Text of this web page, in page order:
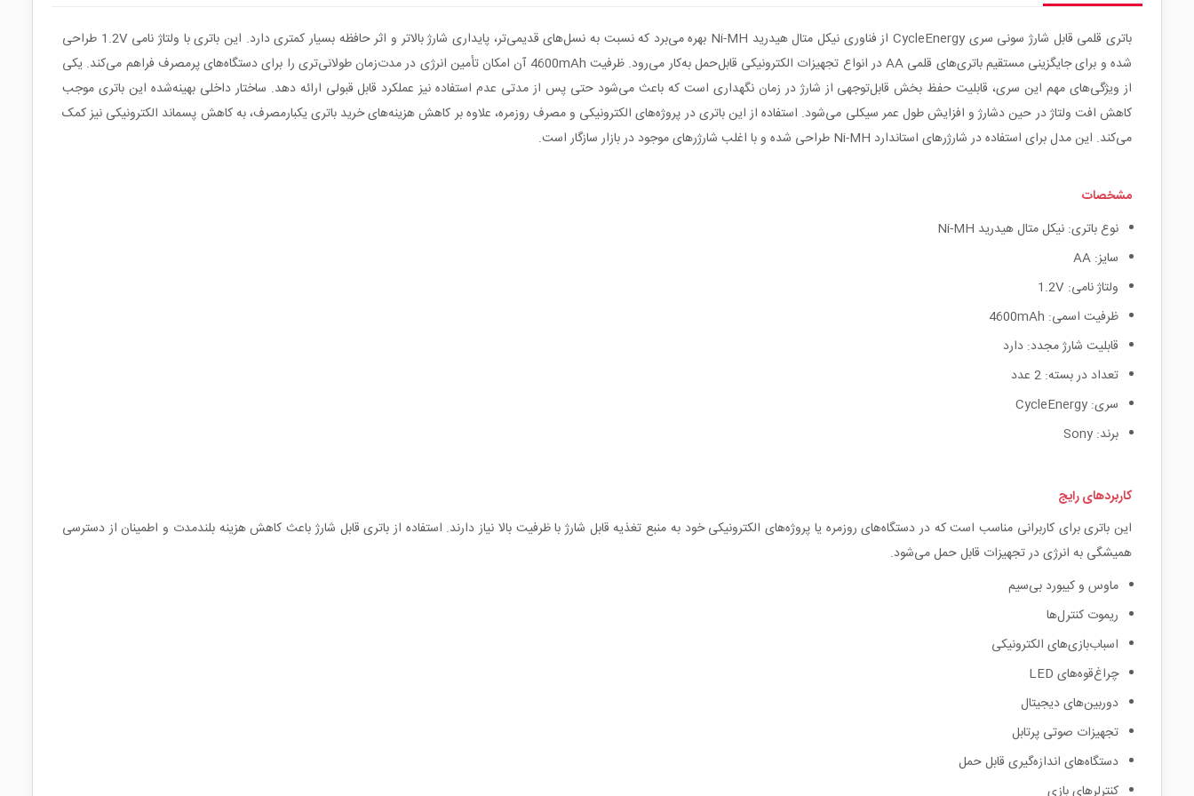
باتری قلمی قابل شارژ سونی سری CycleEnergy از فناوری نیکل متال هیدرید Ni-MH بهره می‌برد که نسبت به نسل‌های قدیمی‌تر، پایداری شارژ بالاتر و اثر حافظه بسیار کمتری دارد. این باتری با ولتاژ نامی 1.2V طراحی
شده و برای جایگزینی مستقیم باتری‌های قلمی AA در انواع تجهیزات الکترونیکی قابل‌حمل به‌کار می‌رود. ظرفیت 4600mAh آن امکان تأمین انرژی در مدت‌زمان طولانی‌تری را برای دستگاه‌های پرمصرف فراهم می‌کند. یکی
از ویژگی‌های مهم این سری، قابلیت حفظ بخش قابل‌توجهی از شارژ در زمان نگهداری است که باعث می‌شود حتی پس از مدتی عدم استفاده نیز عملکرد قابل قبولی ارائه دهد. ساختار داخلی بهینه‌شده این باتری موجب
کاهش افت ولتاژ در حین دشارژ و افزایش طول عمر سیکلی می‌شود. استفاده از این باتری در پروژه‌های الکترونیکی و مصرف روزمره، علاوه بر کاهش هزینه‌های خرید باتری یکبارمصرف، به کاهش پسماند الکترونیکی نیز کمک
می‌کند. این مدل برای استفاده در شارژرهای استاندارد Ni-MH طراحی شده و با اغلب شارژرهای موجود در بازار سازگار است.
مشخصات
نوع باتری: نیکل متال هیدرید Ni-MH
سایز: AA
ولتاژ نامی: 1.2V
ظرفیت اسمی: 4600mAh
قابلیت شارژ مجدد: دارد
تعداد در بسته: 2 عدد
سری: CycleEnergy
برند: Sony
کاربردهای رایج
این باتری برای کاربرانی مناسب است که در دستگاه‌های روزمره یا پروژه‌های الکترونیکی خود به منبع تغذیه قابل شارژ با ظرفیت بالا نیاز دارند. استفاده از باتری قابل شارژ باعث کاهش هزینه بلندمدت و اطمینان از دسترسی
همیشگی به انرژی در تجهیزات قابل حمل می‌شود.
ماوس و کیبورد بی‌سیم
ریموت کنترل‌ها
اسباب‌بازی‌های الکترونیکی
چراغ‌قوه‌های LED
دوربین‌های دیجیتال
تجهیزات صوتی پرتابل
دستگاه‌های اندازه‌گیری قابل حمل
کنترلرهای بازی